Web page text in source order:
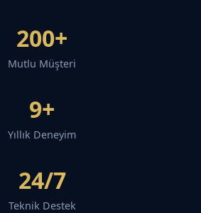
200+
Mutlu Müşteri
9+
Yıllık Deneyim
24/7
Teknik Destek